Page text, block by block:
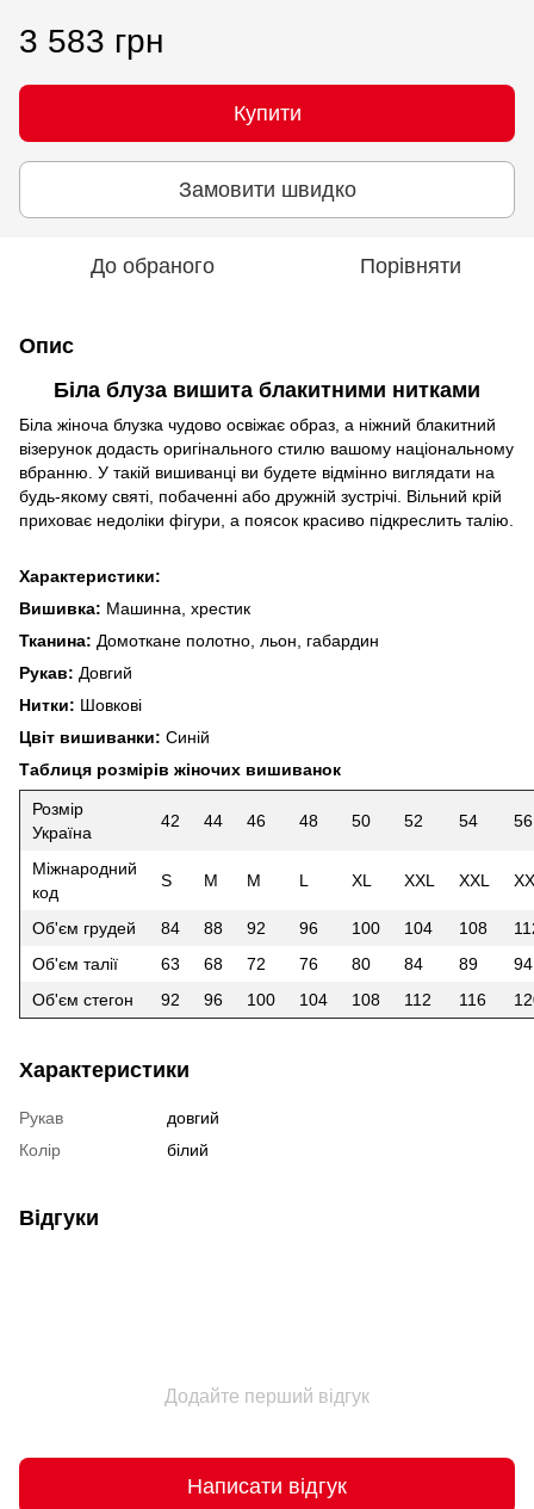
3 583 грн
Купити
Замовити швидко
До обраного Порівняти
Опис
Біла блуза вишита блакитними нитками
Біла жіноча блузка чудово освіжає образ, а ніжний блакитний
візерунок додасть оригінального стилю вашому національному
вбранню. У такій вишиванці ви будете відмінно виглядати на
будь-якому святі, побаченні або дружній зустрічі. Вільний крій
приховає недоліки фігури, а поясок красиво підкреслить талію.
Характеристики:
Вишивка: Машинна, хрестик
Тканина: Домоткане полотно, льон, габардин
Рукав: Довгий
Нитки: Шовкові
Цвіт вишиванки: Синій
Таблиця розмірів жіночих вишиванок
Розмір
Україна
42 44 46 48 50 52 54 56
Міжнародний
код
S M M L XL XXL XXL
Об'єм грудей 84 88 92 96 100 104 108
Об'єм талії
63 68 72 76 80 84 89
94
Об'єм стегон
92 96 100 104 108 112 116
Характеристики
Рукав
довгий
Колір
білий
Відгуки
Додайте перший відгук
Написати відгук